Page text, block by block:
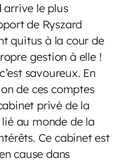
arrive le plus
de Ryszard
quitus à la cour de
gestion à elle !
savoureux. En
de ces comptes
privé de la
au monde de la
Ce cabinet est
cause dans